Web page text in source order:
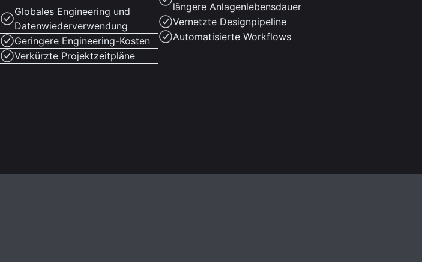
Globales Engineering und
Datenwiederverwendung
Geringere Engineering-Kosten
Verkürzte Projektzeitpläne
längere Anlagenlebensdauer
Vernetzte Designpipeline
Automatisierte Workflows